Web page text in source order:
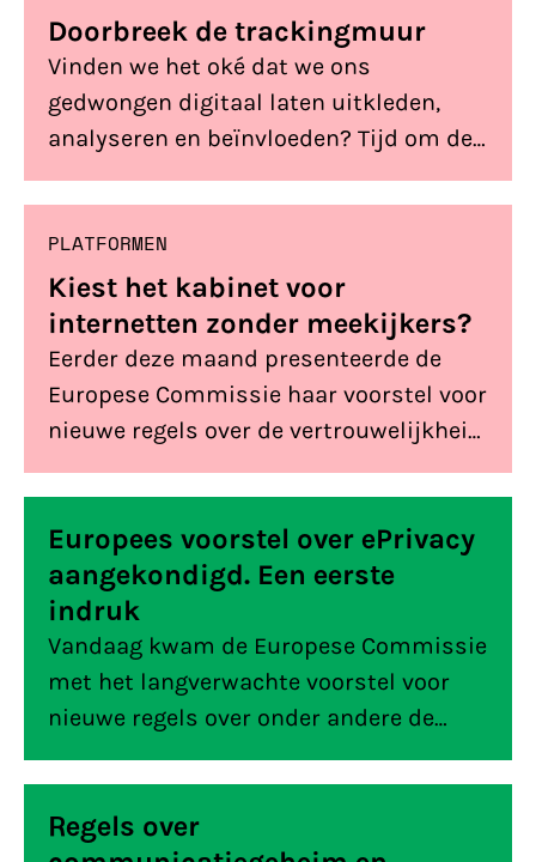
Doorbreek de trackingmuur
Vinden we het oké dat we ons
gedwongen digitaal laten uitkleden,
analyseren en beïnvloeden? Tijd om de
trackingmuur te doorbreken.
PLATFORMEN
Kiest het kabinet voor
internetten zonder meekijkers?
Eerder deze maand presenteerde de
Europese Commissie haar voorstel voor
nieuwe regels over de vertrouwelijkheid
van communicatie op het internet. Dit
vinden wij ervan.
Europees voorstel over ePrivacy
aangekondigd. Een eerste
indruk
Vandaag kwam de Europese Commissie
met het langverwachte voorstel voor
nieuwe regels over onder andere de
vertrouwelijkheid van je communicatie,
(online) tracking en cookies. Een eerder
uitgelekte versie van het voorstel was
Regels over